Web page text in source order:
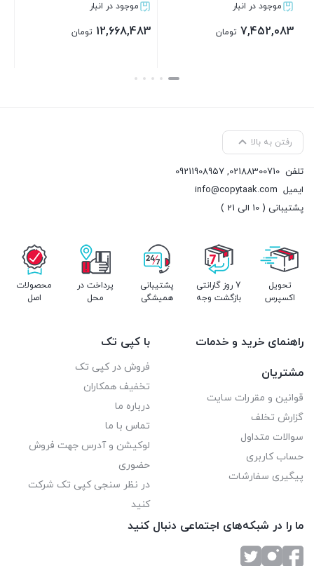
موجود در انبار
7,452,083 تومان
موجود در انبار
12,668,483 تومان
رفتن به بالا
تلفن 02188300710
,
09211908957
ایمیل info@copytaak.com
پشتیبانی ( 10 الی 21 )
تحویل
اکسپرس
7 روز گارانتی
بازگشت وجه
پشتیبانی
همیشگی
پرداخت در
محل
محصولات
اصل
راهنمای خرید و خدمات
مشتریان
قوانین و مقررات سایت
گزارش تخلف
سوالات متداول
حساب کاربری
پیگیری سفارشات
با کپی تک
فروش در کپی تک
تخفیف همکاران
درباره ما
تماس با ما
لوکیشن و آدرس جهت فروش
حضوری
در نظر سنجی کپی تک شرکت
کنید
ما را در شبکه‌های اجتماعی دنبال کنید